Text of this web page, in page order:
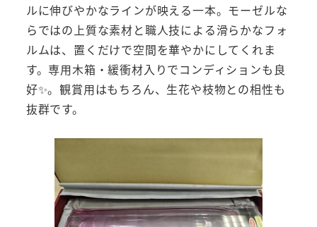
ルに伸びやかなラインが映える一本。モーゼルな
らではの上質な素材と職人技による滑らかなフォ
ルムは、置くだけで空間を華やかにしてくれま
す。専用木箱・緩衝材入りでコンディションも良
好✨。観賞用はもちろん、生花や枝物との相性も
抜群です。